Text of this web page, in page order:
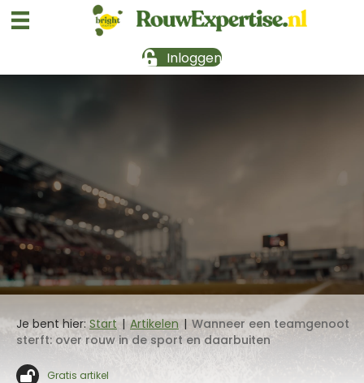
Inloggen
Je bent hier: Start | Artikelen | Wanneer een teamgenoot
sterft: over rouw in de sport en daarbuiten
Gratis artikel